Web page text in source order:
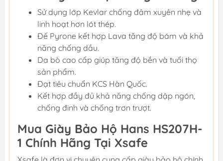
Sử dụng lớp Kevlar chống đâm xuyên nhẹ và
linh hoạt hơn lót thép.
Đế Pyrone kết hợp Lava tăng độ bám và khả
năng chống dầu.
Da bò cao cấp giúp tăng độ bền và tuổi thọ
sản phẩm.
Đạt tiêu chuẩn KCS Hàn Quốc.
Kết hợp đầy đủ khả năng chống dập ngón,
chống đinh và chống trơn trượt.
Mua Giày Bảo Hộ Hans HS207H-
1 Chính Hãng Tại Xsafe